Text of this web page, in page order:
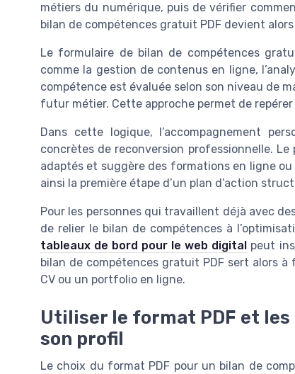
métiers du numérique, puis de vérifier
bilan de compétences gratuit PDF devient
Le formulaire de bilan de compétences
comme la gestion de contenus en ligne,
compétence est évaluée selon son niveau de
futur métier. Cette approche permet de
Dans cette logique, l’accompagnement
concrètes de reconversion professionnelle.
adaptés et suggère des formations en ligne
ainsi la première étape d’un plan d’action
Pour les personnes qui travaillent déjà avec
de relier le bilan de compétences à
tableaux de bord pour le web digital peut
bilan de compétences gratuit PDF sert alors
CV ou un portfolio en ligne.
Utiliser le format PDF et
son profil
Le choix du format PDF pour un bilan de